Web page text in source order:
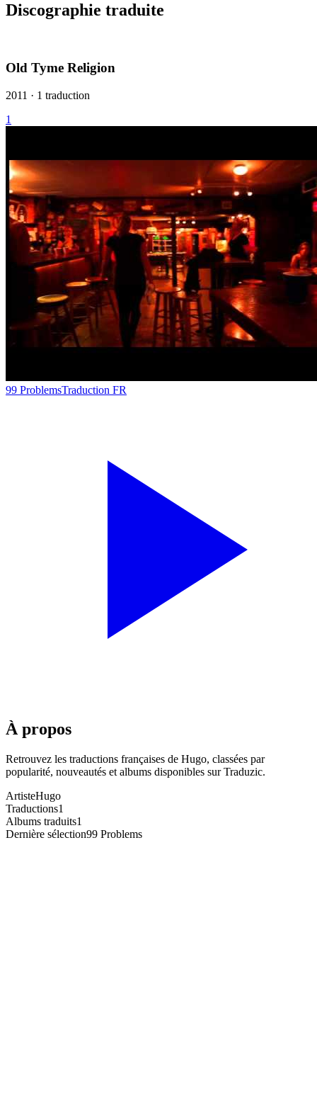
Discographie traduite
Old Tyme Religion
2011 · 1 traduction
1
99 ProblemsTraduction FR
À propos
Retrouvez les traductions françaises de Hugo, classées par
popularité, nouveautés et albums disponibles sur Traduzic.
ArtisteHugo
Traductions1
Albums traduits1
Dernière sélection99 Problems